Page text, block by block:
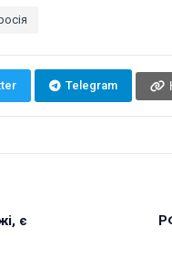
Telegram
є